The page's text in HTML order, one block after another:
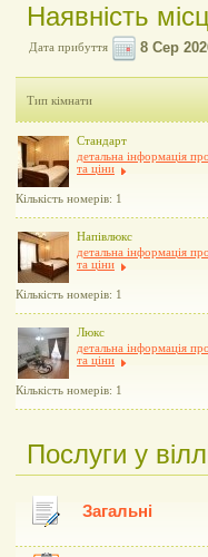
Наявність
Дата прибуття
Тип кімнати
Стандарт
детальна інформація
та ціни
Кількість номерів: 1
Напівлюкс
детальна інформація
та ціни
Кількість номерів: 1
Люкс
детальна інформація
та ціни
Кількість номерів: 1
Послуги у
Загальні